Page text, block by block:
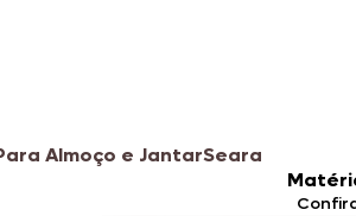
Almoço e JantarSeara